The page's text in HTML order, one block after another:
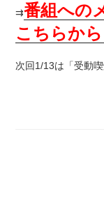
⇉番組への
こちらから
次回1/13は「受動